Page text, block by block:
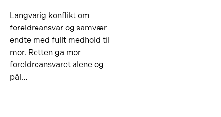
Langvarig konflikt om
foreldreansvar og samvær
endte med fullt medhold til
mor. Retten ga mor
foreldreansvaret alene og
pål…